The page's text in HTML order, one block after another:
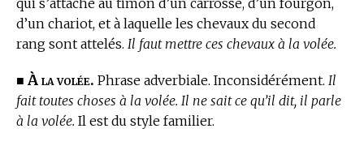
d’un chariot, et à laquelle les chevaux du second
rang sont attelés. Il faut mettre ces chevaux à la volée.
■ À la volée. Phrase adverbiale. Inconsidérément. Il
fait toutes choses à la volée. Il ne sait ce qu’il dit, il parle
à la volée. Il est du style familier.